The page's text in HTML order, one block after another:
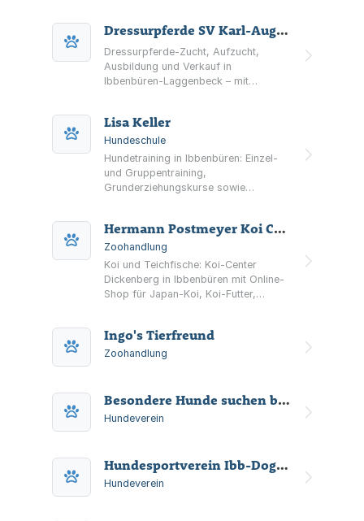
Dressurpferde SV Karl-August Schulte-Varendorff
Dressurpferde-Zucht, Aufzucht,
Ausbildung und Verkauf in
Ibbenbüren-Laggenbeck – mit
und Dressurunterricht.
Lisa Keller
Hundeschule
Hundetraining in Ibbenbüren: Einzel-
und Gruppentraining,
Grunderziehungskurse sowie
Hermann Postmeyer Koi Center Dickenberg
Zoohandlung
Koi und Teichfische: Koi-Center
Dickenberg in Ibbenbüren mit Online-
Shop für Japan-Koi, Koi-Futter,
Teichpflege.
Ingo's Tierfreund
Zoohandlung
Besondere Hunde suchen besondere Menschen e.V.
Hundeverein
Hundesportverein Ibb-Dogs Ibbenbüren-Schierloh Mitglied im Deutschen Verband der Gebrauchshundsportvereine e.V. (DVG)
Hundeverein